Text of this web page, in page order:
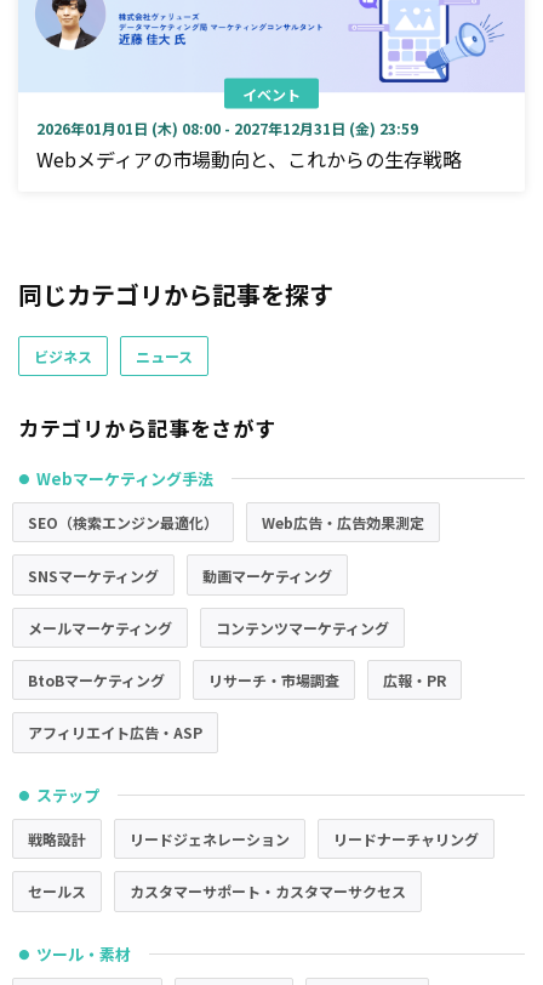
イベント
2026年01月01日 (木) 08:00 - 2027年12月31日 (金) 23:59
Webメディアの市場動向と、これからの生存戦略
同じカテゴリから記事を探す
ビジネス ニュース
カテゴリから記事をさがす
● Webマーケティング手法
SEO（検索エンジン最適化） Web広告・広告効果測定
SNSマーケティング 動画マーケティング
メールマーケティング コンテンツマーケティング
BtoBマーケティング リサーチ・市場調査 広報・PR
アフィリエイト広告・ASP
● ステップ
戦略設計 リードジェネレーション リードナーチャリング
セールス カスタマーサポート・カスタマーサクセス
● ツール・素材